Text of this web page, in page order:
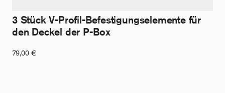
3 Stück V-Profil-Befestigungselemente für
den Deckel der P-Box
79,00 €